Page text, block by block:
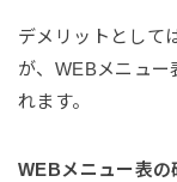
デメリットとして
が、WEBメニュー
れます。
WEBメニュー表の